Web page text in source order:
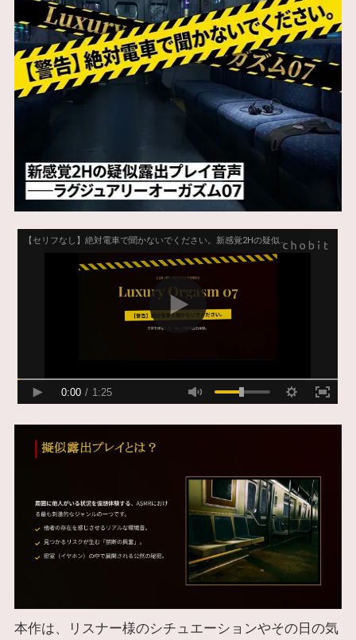
本作は、リスナー様のシチュエーションやその日の気